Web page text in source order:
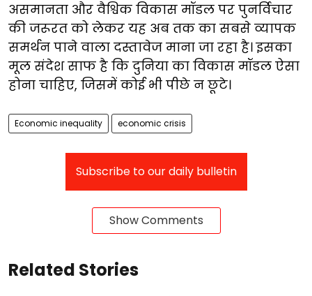
असमानता और वैश्विक विकास मॉडल पर पुनर्विचार
की जरूरत को लेकर यह अब तक का सबसे व्यापक
समर्थन पाने वाला दस्तावेज माना जा रहा है। इसका
मूल संदेश साफ है कि दुनिया का विकास मॉडल ऐसा
होना चाहिए, जिसमें कोई भी पीछे न छूटे।
Economic inequality economic crisis
Subscribe to our daily bulletin
Show Comments
Related Stories